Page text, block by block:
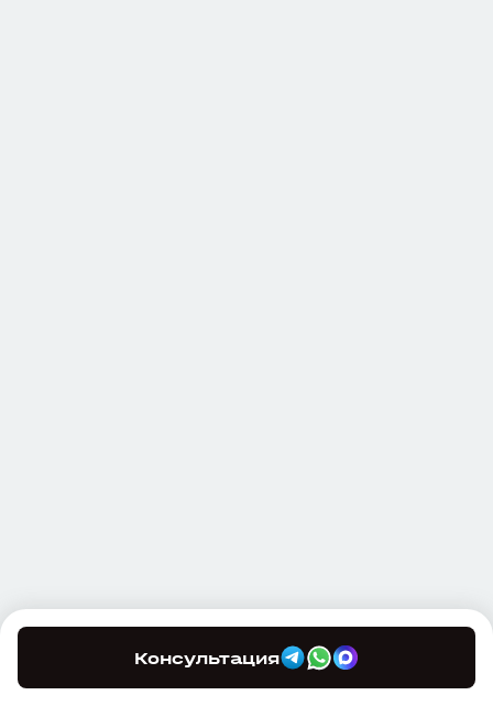
Консультация